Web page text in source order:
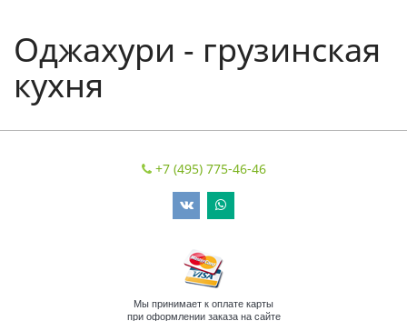
Оджахури - грузинская
кухня
+7 (495) 775-46-46
Мы принимает к оплате карты
при оформлении заказа на сайте